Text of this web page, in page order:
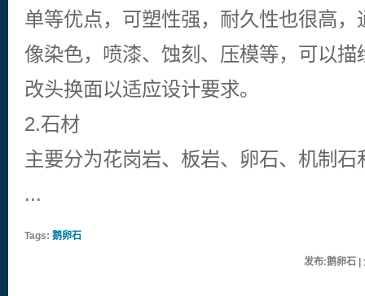
单等优点，可塑性强，耐久性也很高
像染色，喷漆、蚀刻、压模等，可以
改头换面以适应设计要求。
2.石材
主要分为花岗岩、板岩、卵石、机制石
...
Tags: 鹅卵石
发布:鹅卵石 |